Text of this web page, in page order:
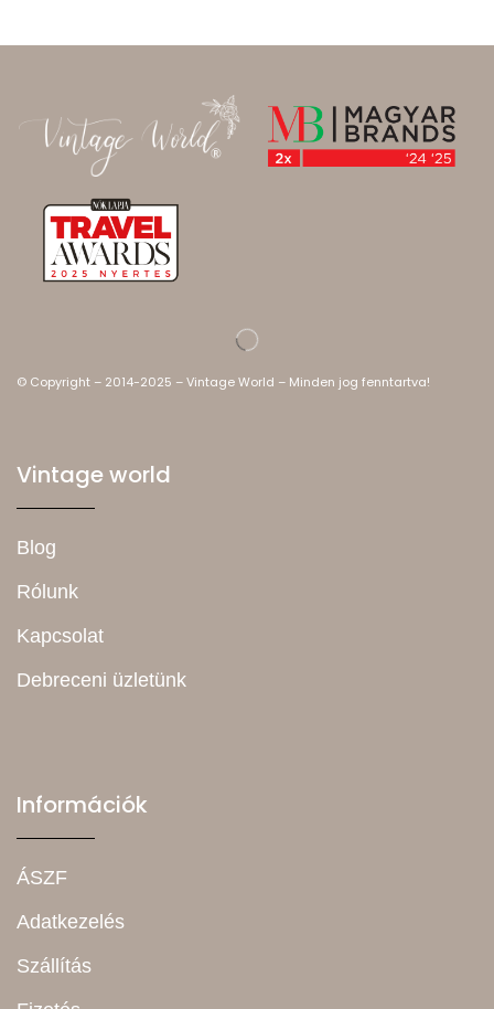
© Copyright – 2014-2025 – Vintage World – Minden jog fenntartva!
Vintage world
Blog
Rólunk
Kapcsolat
Debreceni üzletünk
Információk
ÁSZF
Adatkezelés
Szállítás